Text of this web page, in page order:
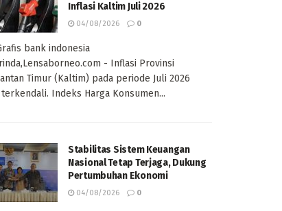
Inflasi Kaltim Juli 2026
04/08/2026 0
bank indonesia
- Inflasi Provinsi
Timur (Kaltim) pada periode Juli 2026
Indeks Harga Konsumen...
Stabilitas Sistem Keuangan
Nasional Tetap Terjaga, Dukung
Pertumbuhan Ekonomi
04/08/2026 0